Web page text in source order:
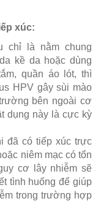
xúc:
chỉ là nằm chung
kề da hoặc dùng
quần áo lót, thì
HPV gây sùi mào
bên ngoài cơ
dụng này là cực kỳ
đã có tiếp xúc trực
niêm mạc có tổn
cơ lây nhiễm sẽ
tình huống để giúp
trong trường hợp